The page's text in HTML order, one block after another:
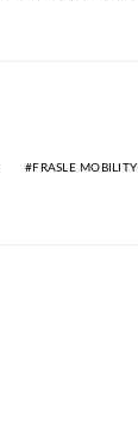
FRASLE MOBILITY